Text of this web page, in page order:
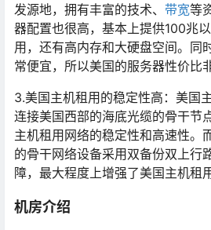
发源地，拥有丰富的技术、 带宽等
器配置也很高，基本上提供100兆
用，还有高内存和大硬盘空间。同
常便宜，所以美国的服务器性价比
3.美国主机租用的稳定性高：美国
连接美国西部的海底光缆的骨干节
主机租用网络的稳定性和高速性。
的骨干网络设备采用双备份双上行
障，最大程度上增强了美国主机租
机房介绍